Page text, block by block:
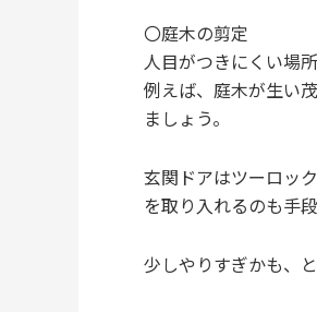
〇庭木の剪定
人目がつきにくい場
例えば、庭木が生い
ましょう。
玄関ドアはツーロッ
を取り入れるのも手段
少しやりすぎかも、